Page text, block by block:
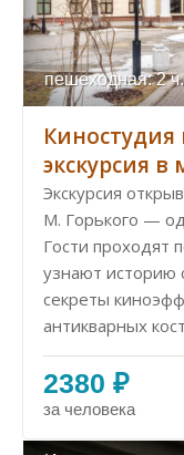
пешеходная: 2 ч.
экскурсия
Экскурсия
М. Горького —
Гости проходят
узнают историю
секреты
антикварных
2380 ₽
за человека